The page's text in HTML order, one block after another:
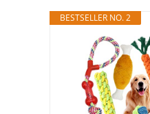
BESTSELLER NO. 2